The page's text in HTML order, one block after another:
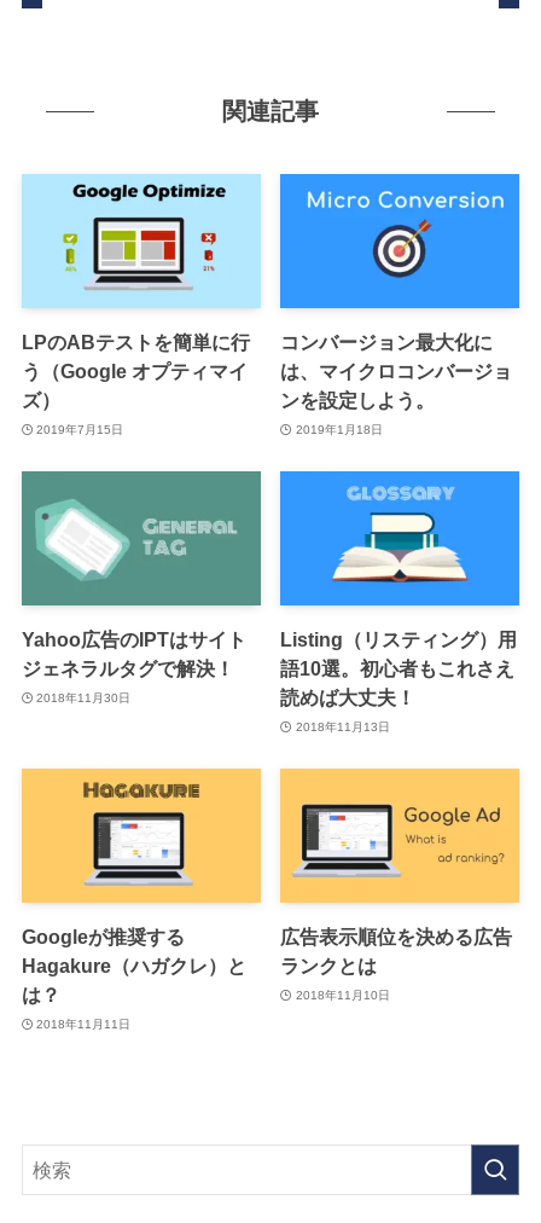
関連記事
LPのABテストを簡単に行
う（Google オプティマイ
ズ）
2019年7月15日
コンバージョン最大化に
は、マイクロコンバージョ
ンを設定しよう。
2019年1月18日
Yahoo広告のIPTはサイト
ジェネラルタグで解決！
2018年11月30日
Listing（リスティング）用
語10選。初心者もこれさえ
読めば大丈夫！
2018年11月13日
Googleが推奨する
Hagakure（ハガクレ）と
は？
2018年11月11日
広告表示順位を決める広告
ランクとは
2018年11月10日